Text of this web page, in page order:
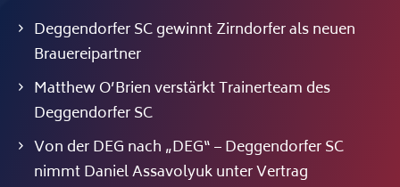
Deggendorfer SC gewinnt Zirndorfer als neuen
Brauereipartner
Matthew O’Brien verstärkt Trainerteam des
Deggendorfer SC
Von der DEG nach „DEG“ – Deggendorfer SC
nimmt Daniel Assavolyuk unter Vertrag